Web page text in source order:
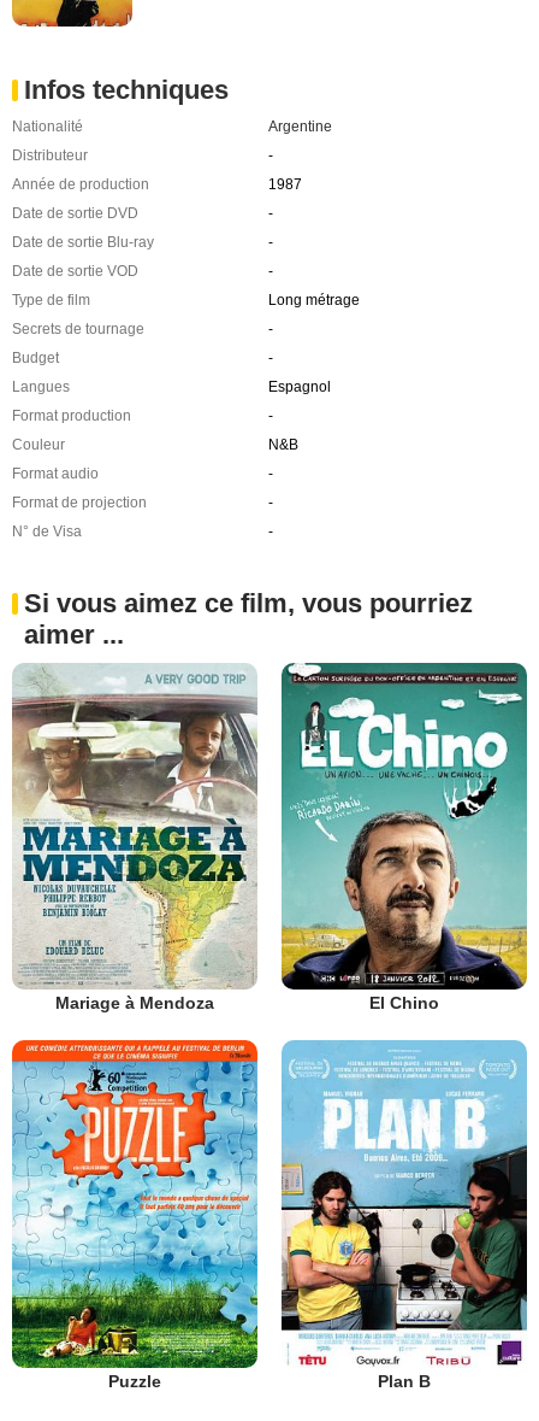
Infos techniques
Nationalité
Argentine
Distributeur
-
Année de production
1987
Date de sortie DVD
-
Date de sortie Blu-ray
-
Date de sortie VOD
-
Type de film
Long métrage
Secrets de tournage
-
Budget
-
Langues
Espagnol
Format production
-
Couleur
N&B
Format audio
-
Format de projection
-
N° de Visa
-
Si vous aimez ce film, vous pourriez
aimer ...
Mariage à Mendoza El Chino
Puzzle Plan B